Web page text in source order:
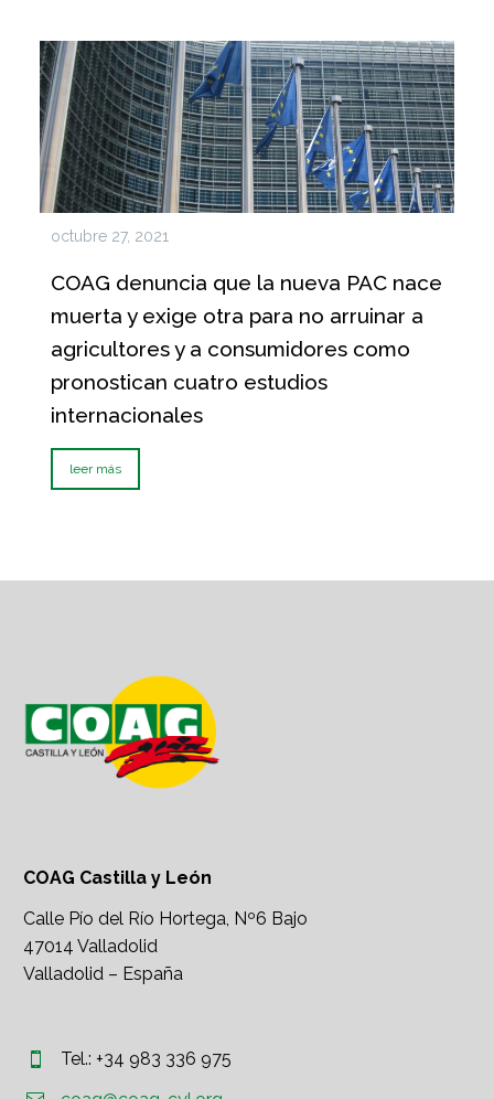
octubre 27, 2021
COAG denuncia que la nueva PAC nace
muerta y exige otra para no arruinar a
agricultores y a consumidores como
pronostican cuatro estudios
internacionales
leer más
COAG Castilla y León
Calle Pío del Río Hortega, Nº6 Bajo
47014 Valladolid
Valladolid – España

 Tel.: +34 983 336 975